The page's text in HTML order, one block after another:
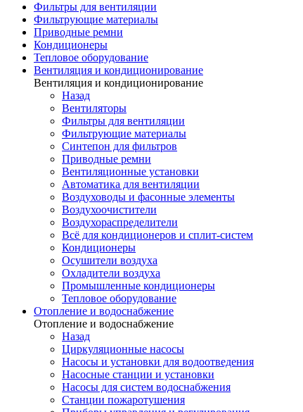
Фильтры для вентиляции
Фильтрующие материалы
Приводные ремни
Кондиционеры
Тепловое оборудование
Вентиляция и кондиционирование
Вентиляция и кондиционирование
Назад
Вентиляторы
Фильтры для вентиляции
Фильтрующие материалы
Синтепон для фильтров
Приводные ремни
Вентиляционные установки
Автоматика для вентиляции
Воздуховоды и фасонные элементы
Воздухоочистители
Воздухораспределители
Всё для кондиционеров и сплит-систем
Кондиционеры
Осушители воздуха
Охладители воздуха
Промышленные кондиционеры
Тепловое оборудование
Отопление и водоснабжение
Отопление и водоснабжение
Назад
Циркуляционные насосы
Насосы и установки для водоотведения
Насосные станции и установки
Насосы для систем водоснабжения
Станции пожаротушения